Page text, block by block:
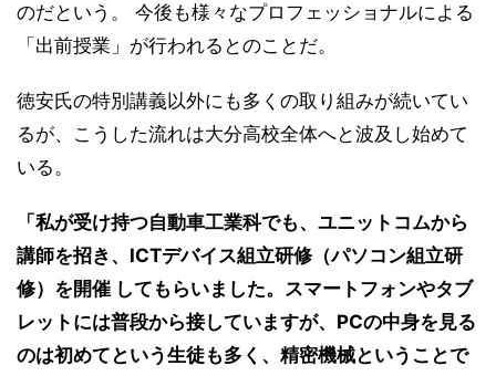
のだという。 今後も様々なプロフェッショナルによる
「出前授業」が行われるとのことだ。
徳安氏の特別講義以外にも多くの取り組みが続いてい
るが、こうした流れは大分高校全体へと波及し始めて
いる。
「私が受け持つ自動車工業科でも、ユニットコムから
講師を招き、ICTデバイス組立研修（パソコン組立研
修）を開催 してもらいました。スマートフォンやタブ
レットには普段から接していますが、PCの中身を見る
のは初めてという生徒も多く、精密機械ということで